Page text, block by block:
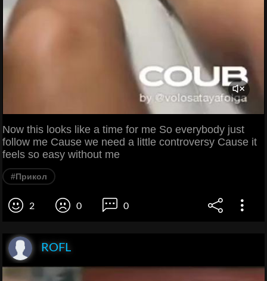
Now this looks like a time for me So everybody just
follow me Cause we need a little controversy Cause it
feels so easy without me
#Прикол
2 0 0
ROFL